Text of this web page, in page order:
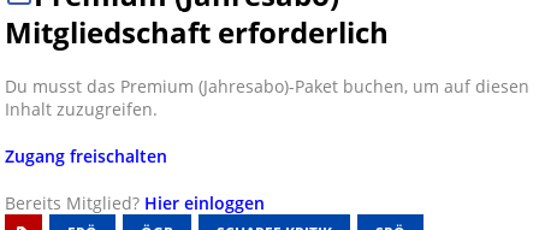
Mitgliedschaft erforderlich
Du musst das Premium (Jahresabo)-Paket buchen, um auf diesen
Inhalt zuzugreifen.
Zugang freischalten
Bereits Mitglied? Hier einloggen